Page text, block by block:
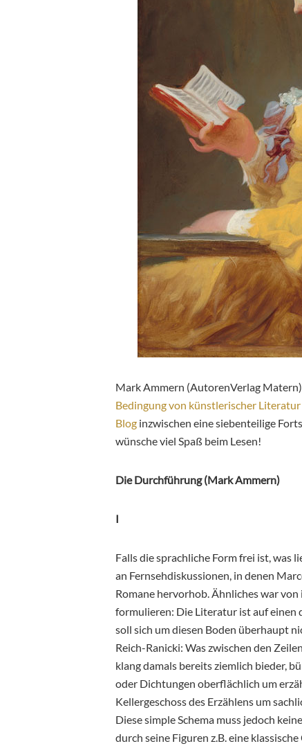
Mark Ammern (AutorenVerlag
Bedingung von künstlerischer Literatur
Blog inzwischen eine siebenteilige
wünsche viel Spaß beim Lesen!
Die Durchführung (Mark Ammern)
I
Falls die sprachliche Form frei ist, was
an Fernsehdiskussionen, in denen
Romane hervorhob. Ähnliches war von
formulieren: Die Literatur ist auf einen
soll sich um diesen Boden überhaupt
Reich-Ranicki: Was zwischen den
klang damals bereits ziemlich bieder,
oder Dichtungen oberflächlich um
Kellergeschoss des Erzählens um
Diese simple Schema muss jedoch
durch seine Figuren z.B. eine